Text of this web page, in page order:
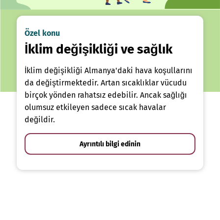
Özel konu
İklim değişikliği ve sağlık
İklim değişikliği Almanya'daki hava koşullarını
da değiştirmektedir. Artan sıcaklıklar vücudu
birçok yönden rahatsız edebilir. Ancak sağlığı
olumsuz etkileyen sadece sıcak havalar
değildir.
Ayrıntılı bilgi edinin